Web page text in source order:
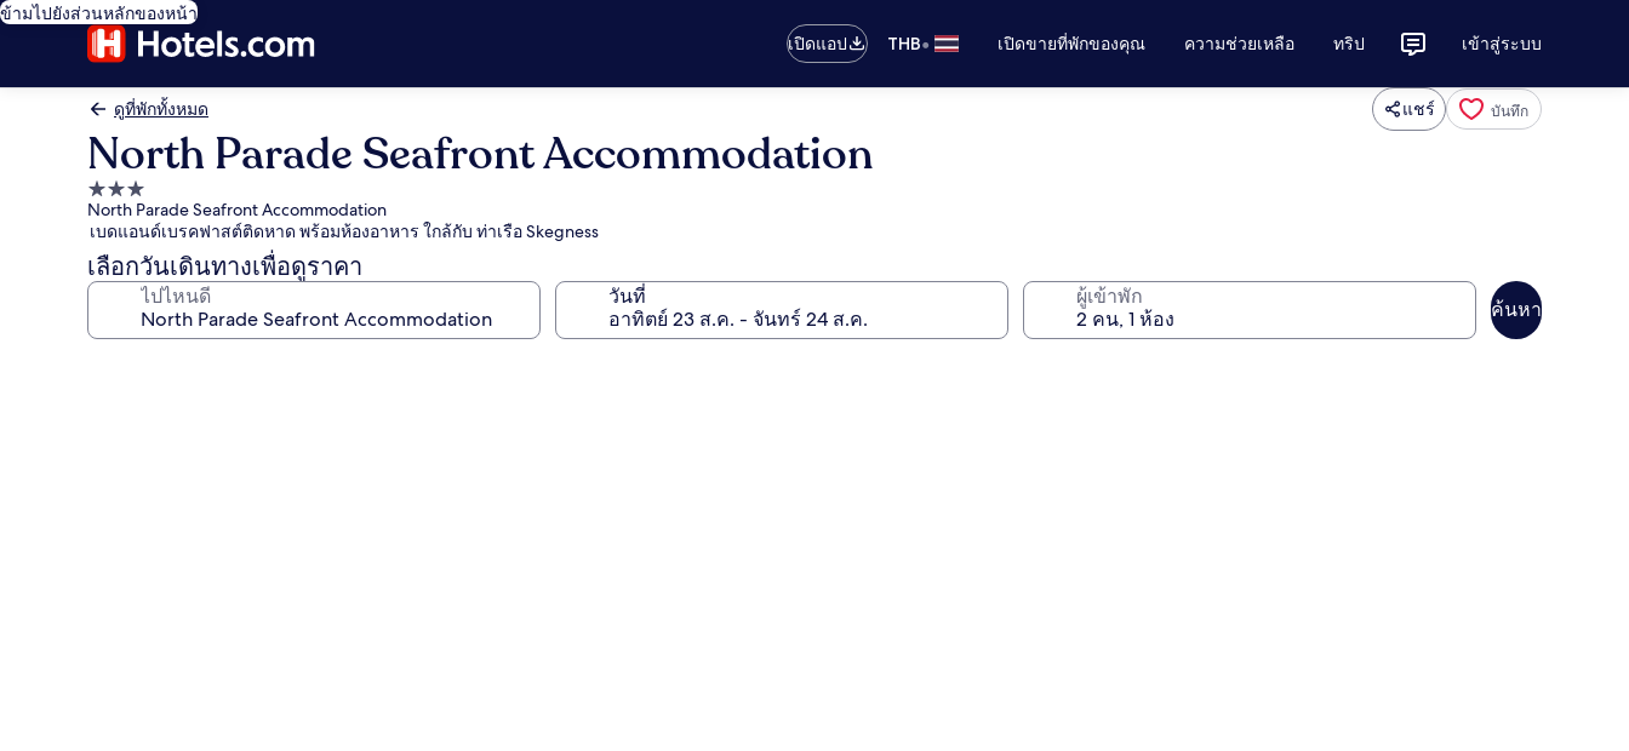
ข้ามไปยังส่วนหลักของหน้า
เปิดแอป
THB• เปิดขายที่พักของคุณ ความช่วยเหลือ ทริป เข้าสู่ระบบ
ดูที่พักทั้งหมด แชร์ บันทึก
North Parade Seafront Accommodation
ที่พัก
3.0
ดาว
North Parade Seafront Accommodation
เบดแอนด์เบรคฟาสต์ติดหาด พร้อมห้องอาหาร ใกล้กับ ท่าเรือ Skegness
เลือกวันเดินทางเพื่อดูราคา
ไปไหนดี วันที่ ผู้เข้าพัก
ค้นหา